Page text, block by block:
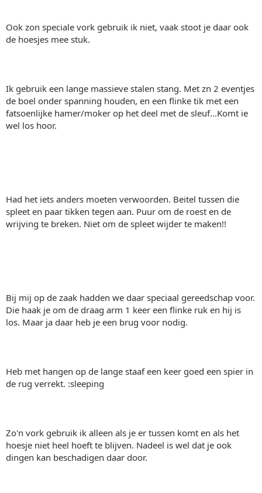
Ook zon speciale vork gebruik ik niet, vaak stoot je daar ook
de hoesjes mee stuk.
Ik gebruik een lange massieve stalen stang. Met zn 2 eventjes
de boel onder spanning houden, en een flinke tik met een
fatsoenlijke hamer/moker op het deel met de sleuf...Komt ie
wel los hoor.
Had het iets anders moeten verwoorden. Beitel tussen die
spleet en paar tikken tegen aan. Puur om de roest en de
wrijving te breken. Niet om de spleet wijder te maken!!
Bij mij op de zaak hadden we daar speciaal gereedschap voor.
Die haak je om de draag arm 1 keer een flinke ruk en hij is
los. Maar ja daar heb je een brug voor nodig.
Heb met hangen op de lange staaf een keer goed een spier in
de rug verrekt. :sleeping
Zo'n vork gebruik ik alleen als je er tussen komt en als het
hoesje niet heel hoeft te blijven. Nadeel is wel dat je ook
dingen kan beschadigen daar door.